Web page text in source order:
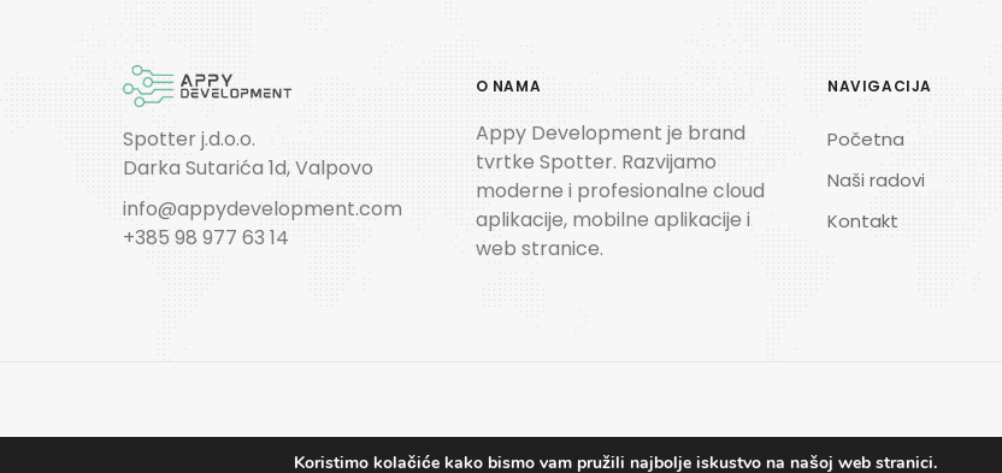
Spotter j.d.o.o.
Darka Sutarića 1d, Valpovo
info@appydevelopment.com
+385 98 977 63 14
O NAMA
Appy Development je brand
tvrtke Spotter. Razvijamo
moderne i profesionalne cloud
aplikacije, mobilne aplikacije i
web stranice.
NAVIGACIJA
Početna
Naši radovi
Kontakt
Koristimo kolačiće kako bismo vam pružili najbolje iskustvo na našoj web stranici.